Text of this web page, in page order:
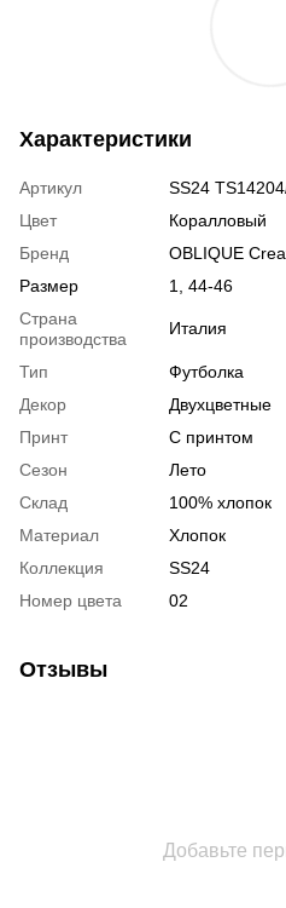
Характеристики
Артикул
SS24
Цвет
Коралловый
Бренд
OBLIQUE
Размер
1, 44-46
Страна
производства
Италия
Тип
Футболка
Декор
Двухцветные
Принт
С принтом
Сезон
Лето
Склад
100% хлопок
Материал
Хлопок
Коллекция
SS24
Номер цвета
02
Отзывы
Добавьте